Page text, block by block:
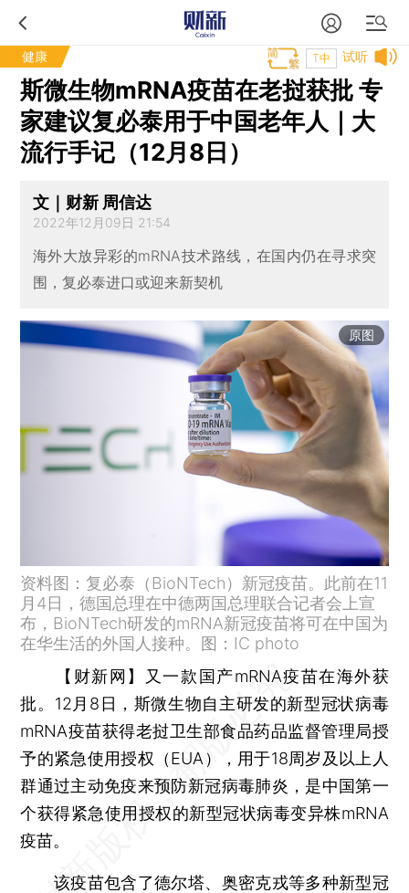
健康 试听
T中
斯微生物mRNA疫苗在老挝获批 专
家建议复必泰用于中国老年人｜大
流行手记（12月8日）
文｜财新 周信达
2022年12月09日 21:54
海外大放异彩的mRNA技术路线，在国内仍在寻求突
围，复必泰进口或迎来新契机
原图
资料图：复必泰（BioNTech）新冠疫苗。此前在11
月4日，德国总理在中德两国总理联合记者会上宣
布，BioNTech研发的mRNA新冠疫苗将可在中国为
在华生活的外国人接种。图：IC photo
【财新网】 又一款国产mRNA疫苗在海外获
批。12月8日，斯微生物自主研发的新型冠状病毒
mRNA疫苗获得老挝卫生部食品药品监督管理局授
予的紧急使用授权（EUA），用于18周岁及以上人
群通过主动免疫来预防新冠病毒肺炎，是中国第一
个获得紧急使用授权的新型冠状病毒变异株mRNA
疫苗。
该疫苗包含了德尔塔、奥密克戎等多种新型冠